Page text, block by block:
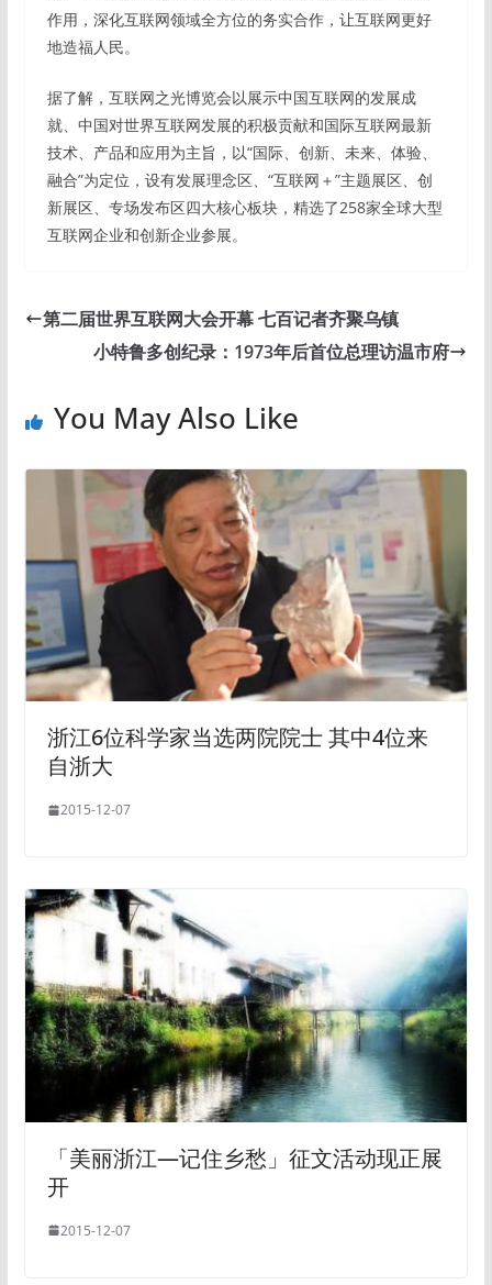
作用，深化互联网领域全方位的务实合作，让互联网更好
地造福人民。
据了解，互联网之光博览会以展示中国互联网的发展成
就、中国对世界互联网发展的积极贡献和国际互联网最新
技术、产品和应用为主旨，以“国际、创新、未来、体验、
融合”为定位，设有发展理念区、“互联网＋”主题展区、创
新展区、专场发布区四大核心板块，精选了258家全球大型
互联网企业和创新企业参展。
第二届世界互联网大会开幕 七百记者齐聚乌镇
小特鲁多创纪录：1973年后首位总理访温市府
You May Also Like
浙江6位科学家当选两院院士 其中4位来
自浙大
2015-12-07
「美丽浙江—记住乡愁」征文活动现正展
开
2015-12-07